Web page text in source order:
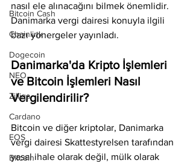
Bitcoin Cash
Chainlink
Dogecoin
NEO
Zilliqa
Cardano
EOS
Bitcoin
nasıl ele alınacağını bilmek önemlidir.
Danimarka vergi dairesi konuyla ilgili
bazı yönergeler yayınladı.
Danimarka'da Kripto İşlemleri
ve Bitcoin İşlemleri Nasıl
Vergilendirilir?
Bitcoin ve diğer kriptolar, Danimarka
vergi dairesi Skattestyrelsen tarafından
yasal ihale olarak değil, mülk olarak